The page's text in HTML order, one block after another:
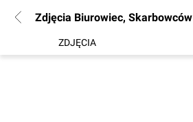
Zdjęcia Biurowiec, Skarbowców
ZDJĘCIA